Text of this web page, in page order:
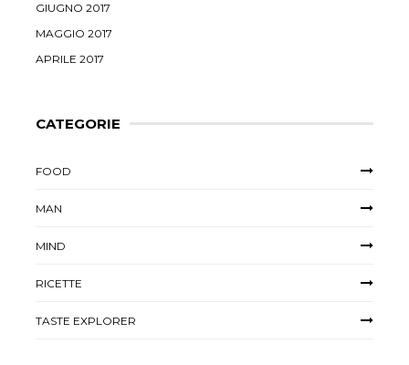
GIUGNO 2017
MAGGIO 2017
APRILE 2017
CATEGORIE
FOOD
MAN
MIND
RICETTE
TASTE EXPLORER